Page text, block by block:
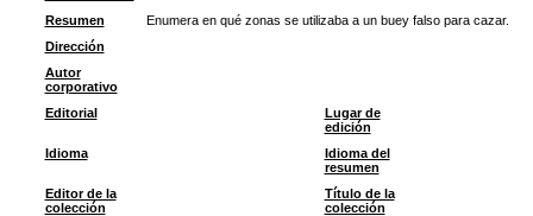
Resumen
Enumera en qué zonas se utilizaba a un buey falso para cazar.
Dirección
Autor
corporativo
Editorial
Lugar de
edición
Idioma
Idioma del
resumen
Editor de la
colección
Título de la
colección